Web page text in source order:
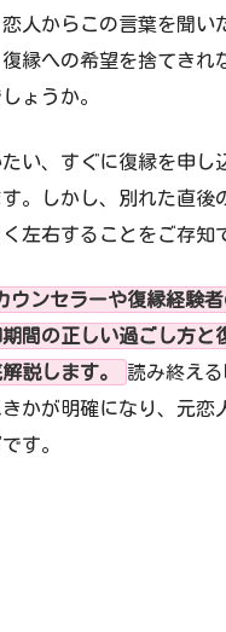
人からこの言葉を聞い
縁への希望を捨てきれ
ょうか。
い、すぐに復縁を申し
。しかし、別れた直後
左右することをご存知
ウンセラーや復縁経験
間の正しい過ごし方と
説します。
読み終え
かが明確になり、元恋
す。